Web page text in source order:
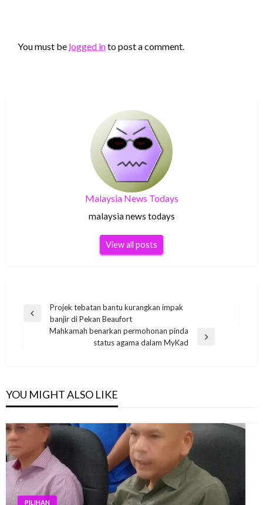
You must be logged into post a comment.
Malaysia News Todays
malaysia news todays
View all posts
Post
navigation
Previous
Projek tebatan bantu kurangkan impak
banjir di Pekan Beaufort
Mahkamah benarkan permohonan pinda
status agama dalam MyKad
YOU MIGHT ALSO LIKE
PILIHAN